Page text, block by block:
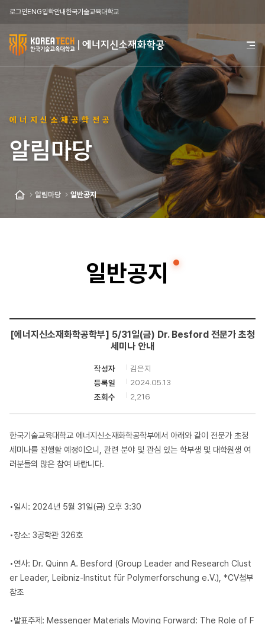
로그인ENG입학안내한국기술교육대학교
한
국
교
육
학
교
소
재
공
전
메
기
에너지신소재공학전공
알림마당
알림마당 일반공지
일반공지
[에너지신소재화학공학부] 5/31일(금) Dr. Besford 전문가 초청
세미나 안내
작성자
김은지
등록일
2024.05.13
조회수
2,216
한국기술교육대학교 에너지신소재화학공학부에서 아래와 같이 전문가 초청
세미나를 진행할 예정이오니, 관련 분야 및 관심 있는 학부생 및 대학원생 여
러분들의 많은 참여 바랍니다.
•일시: 2024년 5월 31일(금) 오후 3:30
•장소: 3공학관 326호
•연사: Dr. Quinn A. Besford (Group Leader and Research Clust
er Leader, Leibniz-Institut für Polymerforschung e.V.), *CV첨부
참조
•발표주제: Messenger Materials Moving Forward: The Role of F